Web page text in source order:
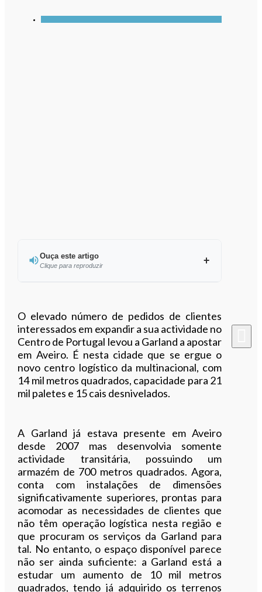
Ouça este artigo
Clique para reproduzir
O elevado número de pedidos de clientes
interessados em expandir a sua actividade no
Centro de Portugal levou a Garland a apostar
em Aveiro. É nesta cidade que se ergue o
novo centro logístico da multinacional, com
14 mil metros quadrados, capacidade para 21
mil paletes e 15 cais desnivelados.
A Garland já estava presente em Aveiro
desde 2007 mas desenvolvia somente
actividade transitária, possuindo um
armazém de 700 metros quadrados. Agora,
conta com instalações de dimensões
significativamente superiores, prontas para
acomodar as necessidades de clientes que
não têm operação logística nesta região e
que procuram os serviços da Garland para
tal. No entanto, o espaço disponível parece
não ser ainda suficiente: a Garland está a
estudar um aumento de 10 mil metros
quadrados, tendo já adquirido os terrenos